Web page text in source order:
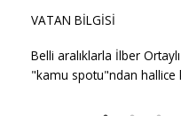
VATAN BİLGİSİ
Belli aralıklarla İlber
"kamu spotu"ndan hallice